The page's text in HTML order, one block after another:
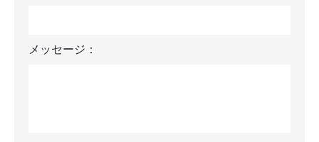
メッセージ：